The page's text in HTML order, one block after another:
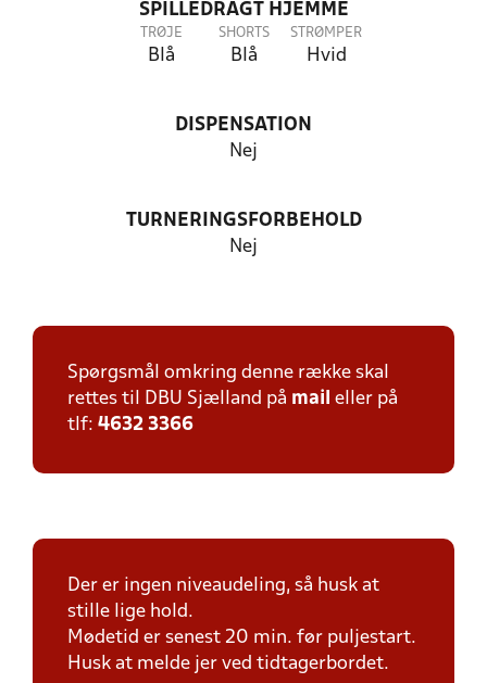
SPILLEDRAGT HJEMME
TRØJE
Blå
SHORTS
Blå
STRØMPER
Hvid
DISPENSATION
Nej
TURNERINGSFORBEHOLD
Nej
Spørgsmål omkring denne række skal
rettes til DBU Sjælland på mail eller på
tlf: 4632 3366
Der er ingen niveaudeling, så husk at
stille lige hold.
Mødetid er senest 20 min. før puljestart.
Husk at melde jer ved tidtagerbordet.